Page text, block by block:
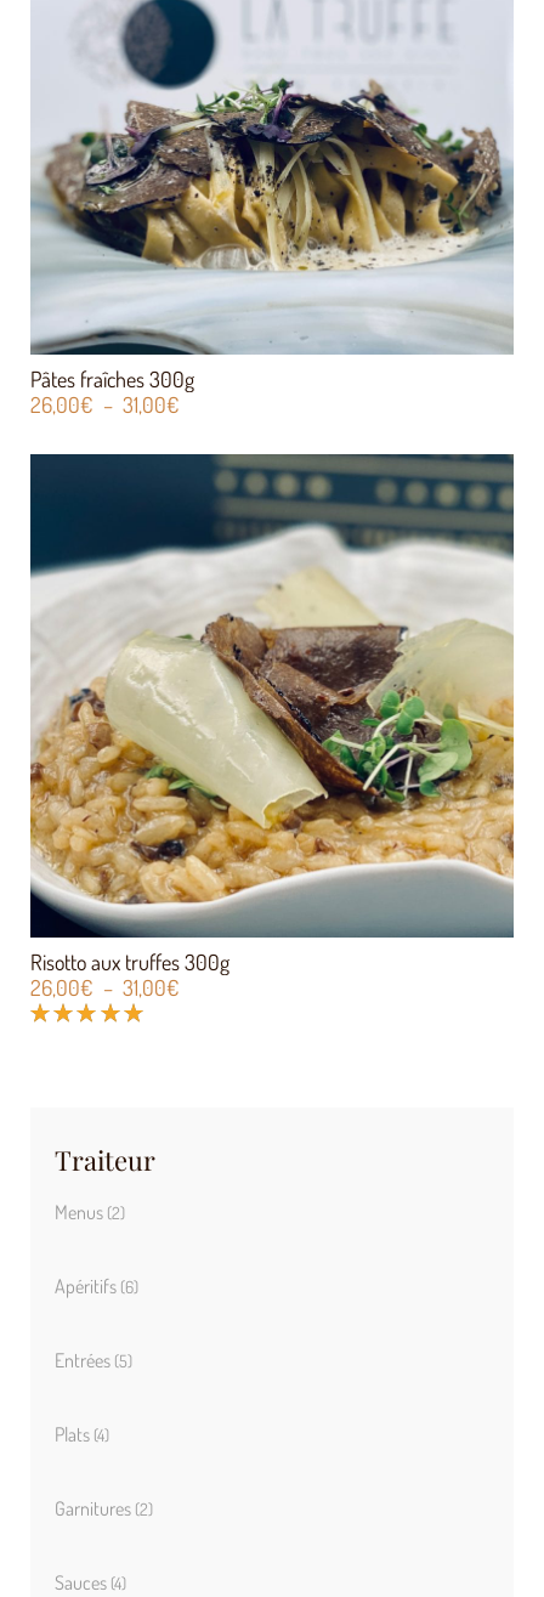
Pâtes fraîches 300g
26,00€ – 31,00€
Risotto aux truffes 300g
26,00€ – 31,00€
Traiteur
Menus (2)
Apéritifs (6)
Entrées (5)
Plats (4)
Garnitures (2)
Sauces (4)